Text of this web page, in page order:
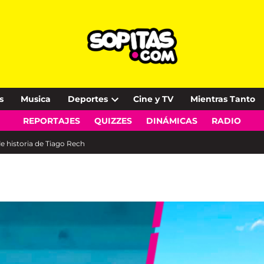
Musica Deportes
Open
dropdown
Cine y TV Mientras Tanto
REPORTAJES QUIZZES DINÁMICAS RADIO
historia de Tiago Rech